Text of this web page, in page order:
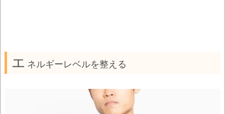
エ ネルギーレベルを整える